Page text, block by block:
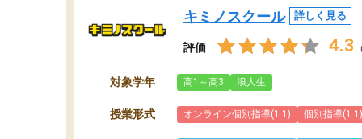
キミノスクール 詳しく見る
評価 4.3
対象学年 高1～高3 浪人生
授業形式 オンライン個別指導(1:1) 個別指導(1:1)